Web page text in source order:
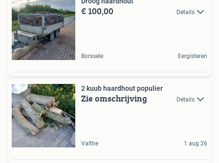
€ 100,00 Details
Borssele Eergisteren
2 kuub haardhout populier
Zie omschrijving Details
Valthe 1 aug 26